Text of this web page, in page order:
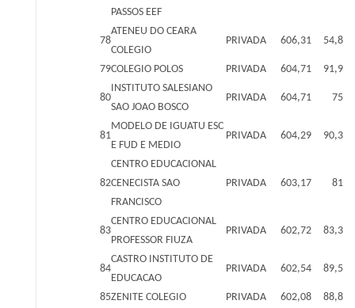
PASSOS EEF
78
ATENEU DO CEARA
COLEGIO
PRIVADA 606,31 54,8
79COLEGIO POLOS PRIVADA 604,71 91,9
80
INSTITUTO SALESIANO
SAO JOAO BOSCO
PRIVADA 604,71 75
81
MODELO DE IGUATU ESC
E FUD E MEDIO
PRIVADA 604,29 90,3
82
CENTRO EDUCACIONAL
CENECISTA SAO
FRANCISCO
PRIVADA 603,17 81
83
CENTRO EDUCACIONAL
PROFESSOR FIUZA
PRIVADA 602,72 83,3
84
CASTRO INSTITUTO DE
EDUCACAO
PRIVADA 602,54 89,5
85ZENITE COLEGIO PRIVADA 602,08 88,8